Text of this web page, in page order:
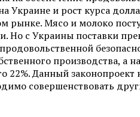
Украине и рост курса
рынке. Мясо и молоко
Но с Украины поставки
производства, а
22%. Данный
совершенствовать